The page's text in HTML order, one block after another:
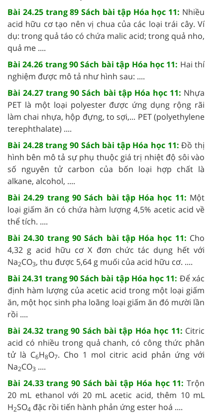
Bài 24.25 trang 89 Sách bài tập Hóa học 11: Nhiều
acid hữu cơ tạo nên vị chua của các loại trái cây. Ví
dụ: trong quả táo có chứa malic acid; trong quả nho,
quả me ....
Bài 24.26 trang 90 Sách bài tập Hóa học 11: Hai thí
nghiệm được mô tả như hình sau: ....
Bài 24.27 trang 90 Sách bài tập Hóa học 11: Nhựa
PET là một loại polyester được ứng dụng rộng rãi
làm chai nhựa, hộp đựng, to sợi,... PET (polyethylene
terephthalate) ....
Bài 24.28 trang 90 Sách bài tập Hóa học 11:Đồ thị
hình bên mô tả sự phụ thuộc giá trị nhiệt độ sôi vào
số nguyên tử carbon của bốn loại hợp chất là
alkane, alcohol, ....
Bài 24.29 trang 90 Sách bài tập Hóa học 11: Một
loại giấm ăn có chứa hàm lượng 4,5% acetic acid về
thể tích. ....
Bài 24.30 trang 90 Sách bài tập Hóa học 11: Cho
4,32 g acid hữu cơ X đơn chức tác dụng hết với
Na2CO3, thu được 5,64 g muối của acid hữu cơ. ....
Bài 24.31 trang 90 Sách bài tập Hóa học 11: Để xác
định hàm lượng của acetic acid trong một loại giấm
ăn, một học sinh pha loãng loại giấm ăn đó mười lần
rồi ....
Bài 24.32 trang 90 Sách bài tập Hóa học 11: Citric
acid có nhiều trong quả chanh, có công thức phân
tử là C6H8O7. Cho 1 mol citric acid phản ứng với
Na2CO3 ....
Bài 24.33 trang 90 Sách bài tập Hóa học 11: Trộn
20 mL ethanol với 20 mL acetic acid, thêm 10 mL
H2SO4 đặc rồi tiến hành phản ứng ester hoá ....